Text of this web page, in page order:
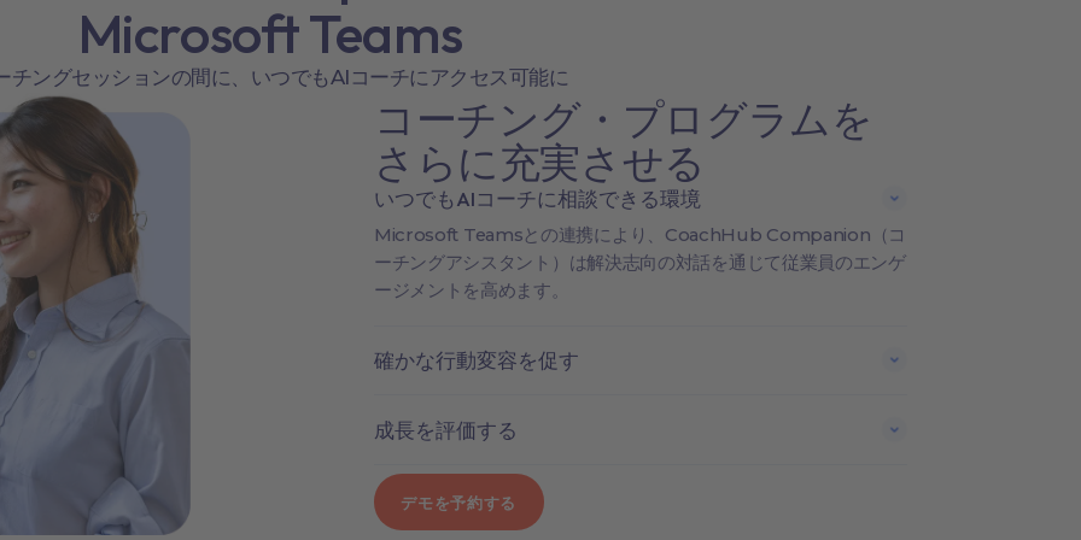
Microsoft Teams
チングセッションの間に、いつでもAIコーチにアクセス可能に
コーチング・プログラムを
さらに充実させる
いつでもAIコーチに相談できる環境
Microsoft Teamsとの連携により、CoachHub Companion（コ
ーチングアシスタント）は解決志向の対話を通じて従業員のエンゲ
ージメントを高めます。
確かな行動変容を促す
成長を評価する
デモを予約する